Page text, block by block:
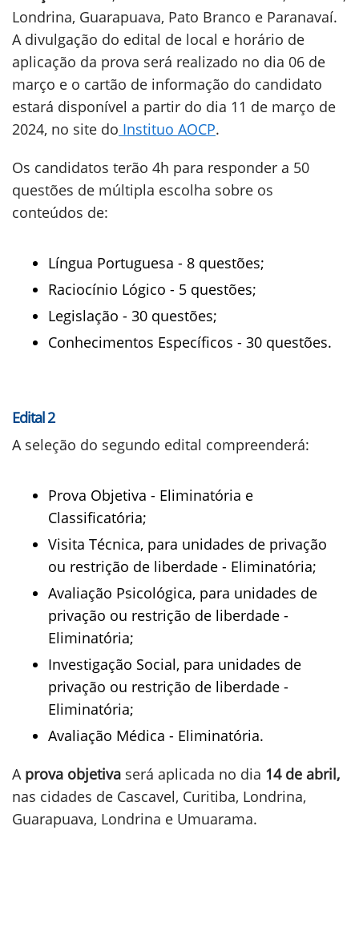
Londrina, Guarapuava, Pato Branco e Paranavaí.
A divulgação do edital de local e horário de
aplicação da prova será realizado no dia 06 de
março e o cartão de informação do candidato
estará disponível a partir do dia 11 de março de
2024, no site do Instituo AOCP.
Os candidatos terão 4h para responder a 50
questões de múltipla escolha sobre os
conteúdos de:
Língua Portuguesa - 8 questões;
Raciocínio Lógico - 5 questões;
Legislação - 30 questões;
Conhecimentos Específicos - 30 questões.
Edital 2
A seleção do segundo edital compreenderá:
Prova Objetiva - Eliminatória e
Classificatória;
Visita Técnica, para unidades de privação
ou restrição de liberdade - Eliminatória;
Avaliação Psicológica, para unidades de
privação ou restrição de liberdade -
Eliminatória;
Investigação Social, para unidades de
privação ou restrição de liberdade -
Eliminatória;
Avaliação Médica - Eliminatória.
Aprova objetiva será aplicada no dia 14 de abril,
nas cidades de Cascavel, Curitiba, Londrina,
Guarapuava, Londrina e Umuarama.